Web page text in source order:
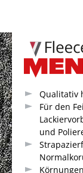
Qualitativ
Für den
und